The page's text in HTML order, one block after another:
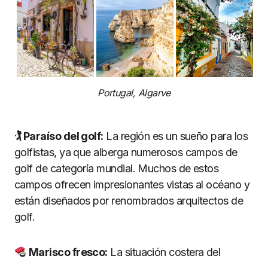
Portugal, Algarve
🏌️ Paraíso del golf: La región es un sueño para los
golfistas, ya que alberga numerosos campos de
golf de categoría mundial. Muchos de estos
campos ofrecen impresionantes vistas al océano y
están diseñados por renombrados arquitectos de
golf.
Marisco fresco: La situación costera del